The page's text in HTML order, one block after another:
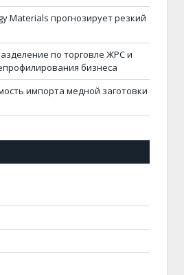
Materials прогнозирует резкий
по торговле ЖРС и
бизнеса
импорта медной заготовки